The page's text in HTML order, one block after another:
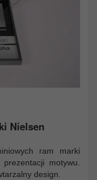
Nielsen
ram marki
motywu.
design.